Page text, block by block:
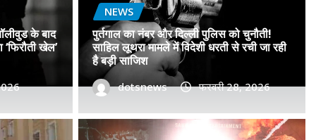
के बाद
खेल’
NEWS
पुर्तगाल का नंबर और दिल्ली पुलिस को चुनौती!
साहिल लूथरा मामले में विदेशी धरती से रची जा रही
है बड़ी साजिश
dotsnews फरवरी 28, 2026